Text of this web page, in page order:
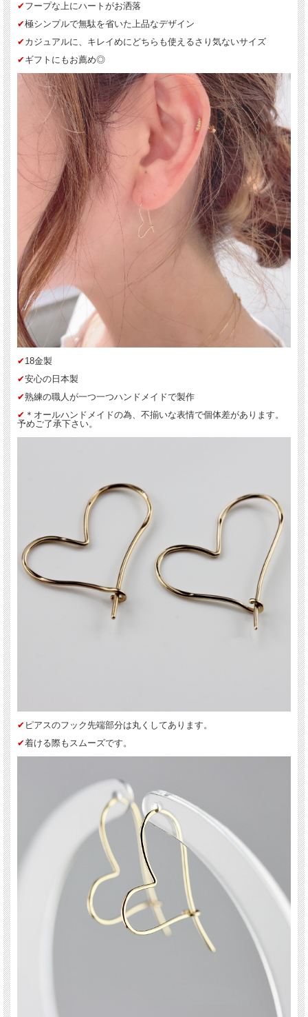
✔︎フープな上にハートがお洒落
✔︎極シンプルで無駄を省いた上品なデザイン
✔︎カジュアルに、キレイめにどちらも使えるさり気ないサイズ
✔︎ギフトにもお薦め◎
✔︎18金製
✔︎安心の日本製
✔︎熟練の職人が一つ一つハンドメイドで製作
✔︎ ＊オールハンドメイドの為、不揃いな表情で個体差があります。
予めご了承下さい。
✔︎ ピアスのフック先端部分は丸くしてあります。
✔︎着ける際もスムーズです。